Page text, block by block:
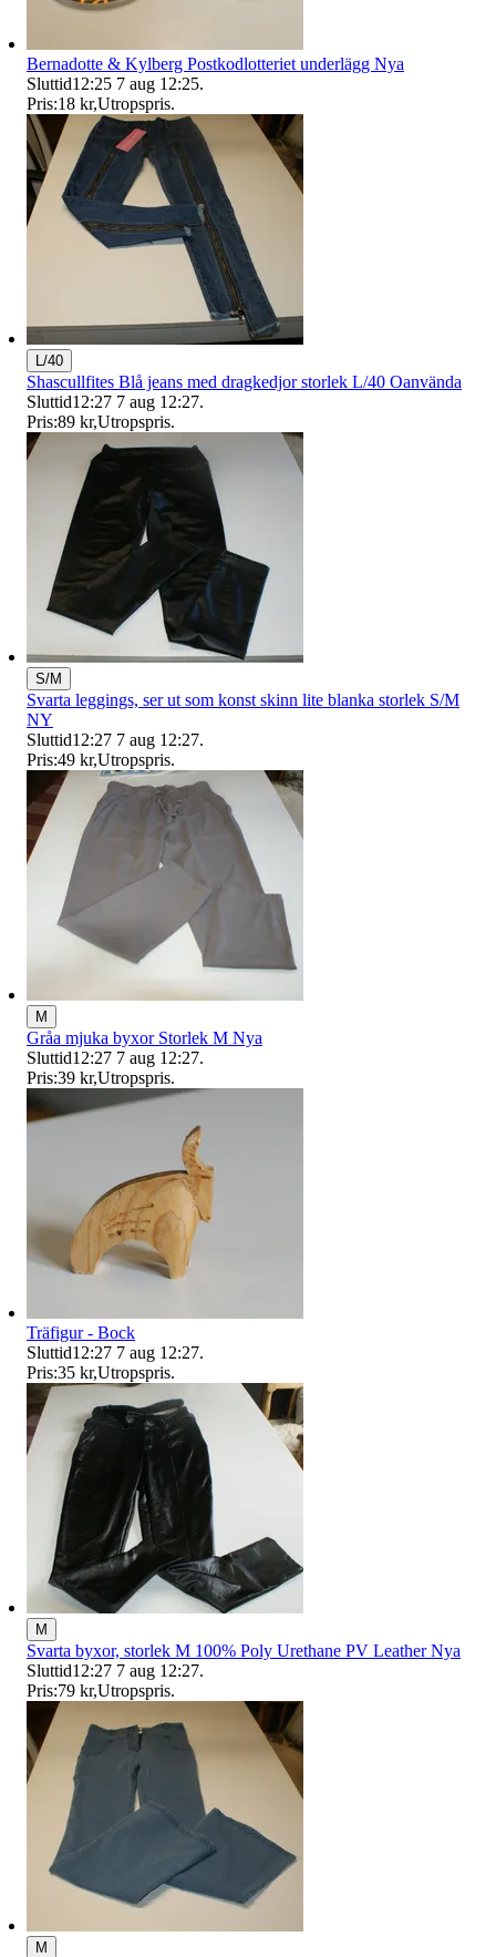
Bernadotte & Kylberg Postkodlotteriet underlägg Nya
Sluttid12:25 7 aug 12:25.
Pris:18 kr,Utropspris.
L/40
Shascullfites Blå jeans med dragkedjor storlek L/40 Oanvända
Sluttid12:27 7 aug 12:27.
Pris:89 kr,Utropspris.
S/M
Svarta leggings, ser ut som konst skinn lite blanka storlek S/M
NY
Sluttid12:27 7 aug 12:27.
Pris:49 kr,Utropspris.
M
Gråa mjuka byxor Storlek M Nya
Sluttid12:27 7 aug 12:27.
Pris:39 kr,Utropspris.
Träfigur - Bock
Sluttid12:27 7 aug 12:27.
Pris:35 kr,Utropspris.
M
Svarta byxor, storlek M 100% Poly Urethane PV Leather Nya
Sluttid12:27 7 aug 12:27.
Pris:79 kr,Utropspris.
M